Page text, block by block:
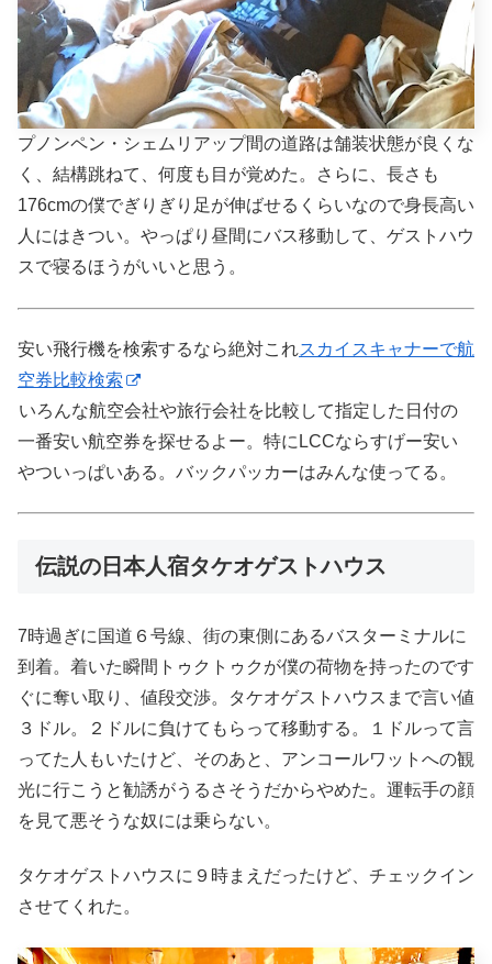
プノンペン・シェムリアップ間の道路は舗装状態が良くな
く、結構跳ねて、何度も目が覚めた。さらに、長さも
176cmの僕でぎりぎり足が伸ばせるくらいなので身長高い
人にはきつい。やっぱり昼間にバス移動して、ゲストハウ
スで寝るほうがいいと思う。
安い飛行機を検索するなら絶対これスカイスキャナーで航
空券比較検索
いろんな航空会社や旅行会社を比較して指定した日付の
一番安い航空券を探せるよー。特にLCCならすげー安い
やついっぱいある。バックパッカーはみんな使ってる。
伝説の日本人宿タケオゲストハウス
7時過ぎに国道６号線、街の東側にあるバスターミナルに
到着。着いた瞬間トゥクトゥクが僕の荷物を持ったのです
ぐに奪い取り、値段交渉。タケオゲストハウスまで言い値
３ドル。２ドルに負けてもらって移動する。１ドルって言
ってた人もいたけど、そのあと、アンコールワットへの観
光に行こうと勧誘がうるさそうだからやめた。運転手の顔
を見て悪そうな奴には乗らない。
タケオゲストハウスに９時まえだったけど、チェックイン
させてくれた。